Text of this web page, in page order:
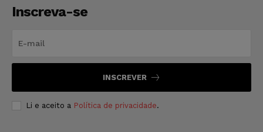
Inscreva-se
INSCREVER
Li e aceito a Política de privacidade.